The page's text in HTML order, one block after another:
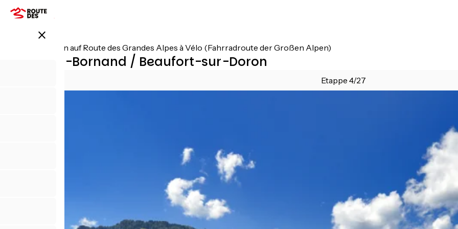
Direkt
zum
close
Alle Etappen auf Route des Grandes Alpes à Vélo (Fahrradroute der Großen Alpen)
Le Grand-Bornand / Beaufort-sur-Doron
Etappe 4/27